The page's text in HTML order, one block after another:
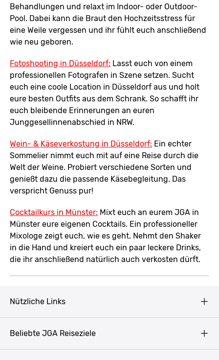
Behandlungen und relaxt im Indoor- oder Outdoor-
Pool. Dabei kann die Braut den Hochzeitsstress für
eine Weile vergessen und ihr fühlt euch anschließend
wie neu geboren.
Fotoshooting in Düsseldorf: Lasst euch von einem
professionellen Fotografen in Szene setzen. Sucht
euch eine coole Location in Düsseldorf aus und holt
eure besten Outfits aus dem Schrank. So schafft ihr
euch bleibende Erinnerungen an euren
Junggesellinnenabschied in NRW.
Wein- & Käseverkostung in Düsseldorf: Ein echter
Sommelier nimmt euch mit auf eine Reise durch die
Welt der Weine. Probiert verschiedene Sorten und
genießt dazu die passende Käsebegleitung. Das
verspricht Genuss pur!
Cocktailkurs in Münster: Mixt euch an eurem JGA in
Münster eure eigenen Cocktails. Ein professioneller
Mixologe zeigt euch, wie es geht. Nehmt den Shaker
in die Hand und kreiert euch ein paar leckere Drinks,
die ihr anschließend natürlich auch verkosten dürft.
Nützliche Links
Beliebte JGA Reiseziele